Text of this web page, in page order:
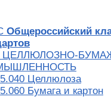
Общероссийский
ЦЕЛЛЮЛОЗНО-
Целлюлоза
Бумага и картон